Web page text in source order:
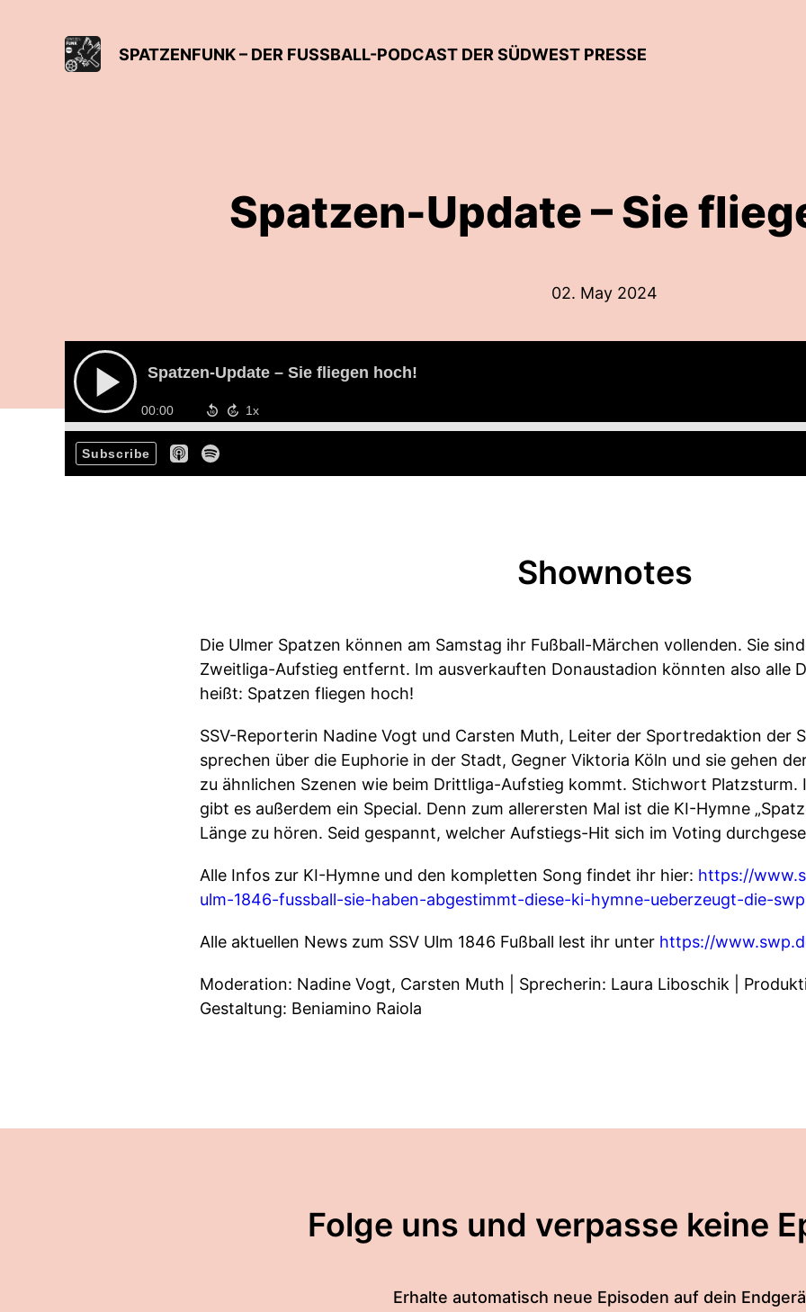
SPATZENFUNK – DER FUSSBALL-PODCAST DER SÜDWEST PRESSE
Spatzen-Update – Sie
02. May 2024
Spatzen-Update – Sie fliegen hoch!
00:00
Subscribe
Shownotes
Die Ulmer Spatzen können am Samstag ihr Fußball-Märchen vollenden. Sie
Zweitliga-Aufstieg entfernt. Im ausverkauften Donaustadion könnten also alle
heißt: Spatzen fliegen hoch!
SSV-Reporterin Nadine Vogt und Carsten Muth, Leiter der Sportredaktion der
sprechen über die Euphorie in der Stadt, Gegner Viktoria Köln und sie gehen
zu ähnlichen Szenen wie beim Drittliga-Aufstieg kommt. Stichwort Platzsturm.
gibt es außerdem ein Special. Denn zum allerersten Mal ist die KI-Hymne
Länge zu hören. Seid gespannt, welcher Aufstiegs-Hit sich im Voting
Alle Infos zur KI-Hymne und den kompletten Song findet ihr hier: https://
ulm-1846-fussball-sie-haben-abgestimmt-diese-ki-hymne-ueberzeugt-die-
Alle aktuellen News zum SSV Ulm 1846 Fußball lest ihr unter https://
Moderation: Nadine Vogt, Carsten Muth | Sprecherin: Laura Liboschik |
Gestaltung: Beniamino Raiola
Folge uns und verpasse keine
Erhalte automatisch neue Episoden auf dein